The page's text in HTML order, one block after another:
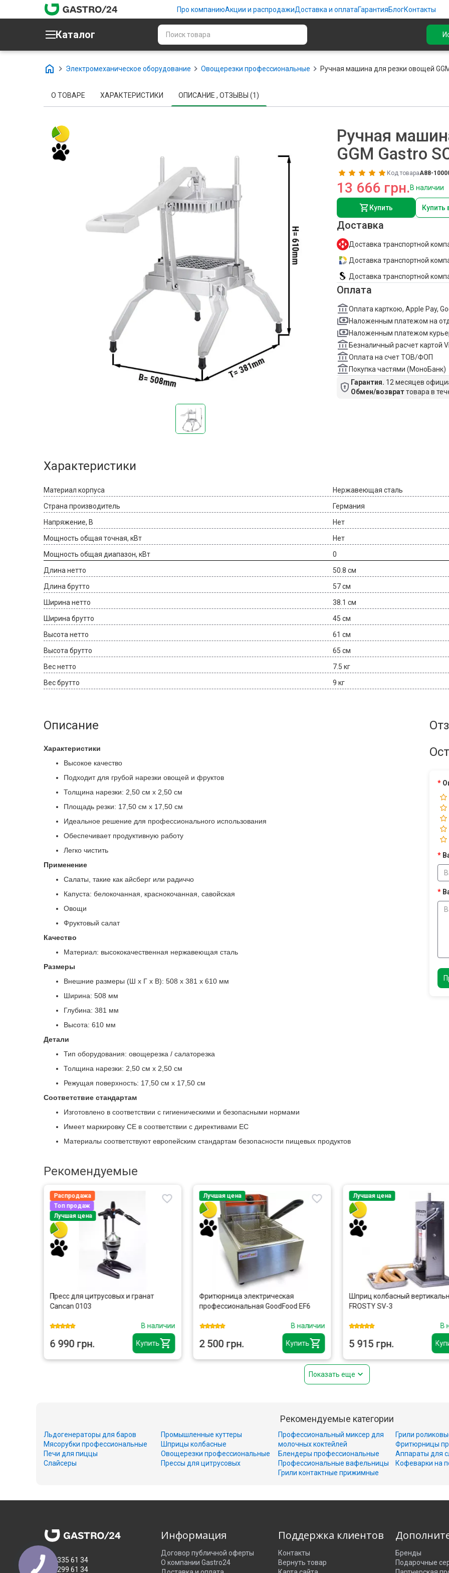
Про компаниюАкции и распродажиДоставка и оплатаГарантияБлогКонтакты
Каталог
Электромеханическое оборудование Овощерезки профессиональные Ручная машина для резки овощей
О ТОВАРЕ ХАРАКТЕРИСТИКИ ОПИСАНИЕ , ОТЗЫВЫ (1)
Ручная
GGM Gastro
Код товараA88-
13 666 грн.В наличии
Купить Купить
Доставка
Доставка транспортной
Доставка транспортной
Доставка транспортной
Оплата
Оплата карткою, Apple Pay,
Наложенным платежом на
Наложенным платежом
Безналичный расчет картой
Оплата на счет ТОВ/ФОП
Покупка частями (МоноБанк)
Гарантия. 12 месяцев
Обмен/возвраттовара в
Характеристики
Материал корпуса
Нержавеющая сталь
Страна производитель
Германия
Напряжение, В
Нет
Мощность общая точная, кВт
Нет
Мощность общая диапазон, кВт
0
Длина нетто
50.8 см
Длина брутто
57 см
Ширина нетто
38.1 см
Ширина брутто
45 см
Высота нетто
61 см
Высота брутто
65 см
Вес нетто
7.5 кг
Вес брутто
9 кг
Описание
Характеристики
Высокое качество
Подходит для грубой нарезки овощей и фруктов
Толщина нарезки: 2,50 см x 2,50 см
Площадь резки: 17,50 см x 17,50 см
Идеальное решение для профессионального использования
Обеспечивает продуктивную работу
Легко чистить
Применение
Салаты, такие как айсберг или радиччо
Капуста: белокочанная, краснокочанная, савойская
Овощи
Фруктовый салат
Качество
Материал: высококачественная нержавеющая сталь
Размеры
Внешние размеры (Ш x Г x В): 508 x 381 x 610 мм
Ширина: 508 мм
Глубина: 381 мм
Высота: 610 мм
Детали
Тип оборудования: овощерезка / салаторезка
Толщина нарезки: 2,50 см x 2,50 см
Режущая поверхность: 17,50 см x 17,50 см
Соответствие стандартам
Изготовлено в соответствии с гигиеническими и безопасными нормами
Имеет маркировку CE в соответствии с директивами ЕС
Материалы соответствуют европейским стандартам безопасности пищевых продуктов
Рекомендуемые
Купить
Распродажа
Топ продаж
Лучшая цена
Пресс для цитрусовых и гранат
Cancan 0103
В наличии
6 990 грн. Купить
Лучшая цена
Фритюрница электрическая
профессиональная GoodFood EF6
В наличии
2 500 грн.
Лучшая цена
Шприц колбасный
FROSTY SV-3
В
5 915 грн.
Показать еще
Рекомендуемые категории
Льдогенераторы для баров
Мясорубки профессиональные
Печи для пиццы
Слайсеры
Промышленные куттеры
Шприцы колбасные
Овощерезки профессиональные
Прессы для цитрусовых
Профессиональный миксер для
молочных коктейлей
Блендеры профессиональные
Профессиональные вафельницы
Грили контактные прижимные
Грили
Фритюрницы
Аппараты для
Кофеварки на
050 335 61 34
067 299 61 34
Информация
Договор публичной оферты
О компании Gastro24
Поддержка клиентов
Контакты
Вернуть товар
Бренды
Подарочные